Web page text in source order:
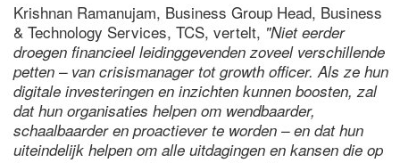
Krishnan Ramanujam, Business Group Head, Business
& Technology Services, TCS, vertelt, "Niet eerder
droegen financieel leidinggevenden zoveel verschillende
petten – van crisismanager tot growth officer. Als ze hun
digitale investeringen en inzichten kunnen boosten, zal
dat hun organisaties helpen om wendbaarder,
schaalbaarder en proactiever te worden – en dat hun
uiteindelijk helpen om alle uitdagingen en kansen die op